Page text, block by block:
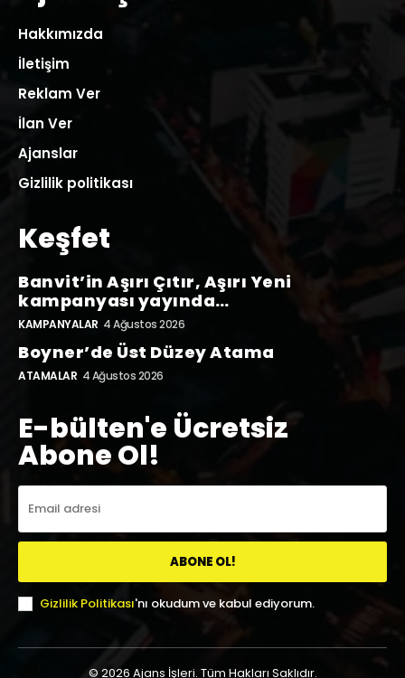
Hakkımızda
İletişim
Reklam Ver
İlan Ver
Ajanslar
Gizlilik politikası
Keşfet
Banvit’in Aşırı Çıtır, Aşırı Yeni
kampanyası yayında…
KAMPANYALAR 4 Ağustos 2026
Boyner’de Üst Düzey Atama
ATAMALAR 4 Ağustos 2026
E-bülten'e Ücretsiz
Abone Ol!
ABONE OL!
Gizlilik Politikası'nı okudum ve kabul ediyorum.
© 2026 Ajans İşleri. Tüm Hakları Saklıdır.